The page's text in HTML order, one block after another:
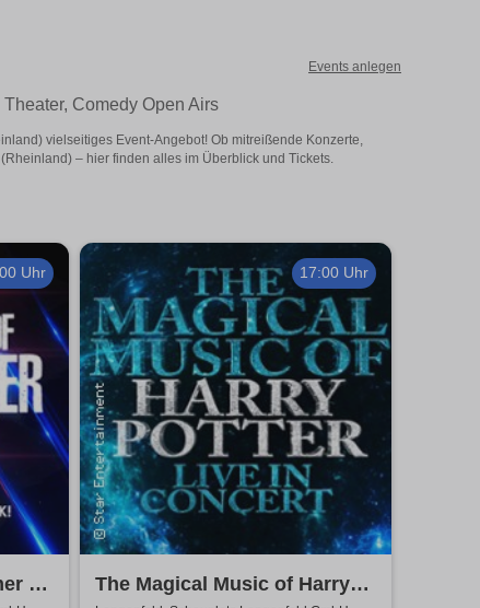
Events anlegen
Comedy Open Airs
vielseitiges Event-Angebot! Ob mitreißende Konzerte,
– hier finden alles im Überblick und Tickets.
Uhr
&
17:00 Uhr
The Magical Music of Harry